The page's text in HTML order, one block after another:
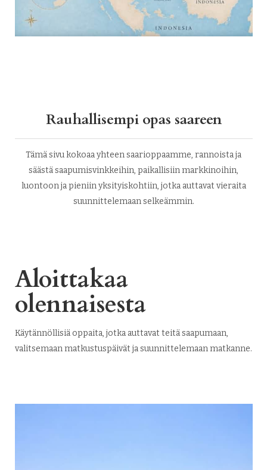
Rauhallisempi opas saareen
Tämä sivu kokoaa yhteen saarioppaamme, rannoista ja
säästä saapumisvinkkeihin, paikallisiin markkinoihin,
luontoon ja pieniin yksityiskohtiin, jotka auttavat vieraita
suunnittelemaan selkeämmin.
Aloittakaa
olennaisesta
Käytännöllisiä oppaita, jotka auttavat teitä saapumaan,
valitsemaan matkustuspäivät ja suunnittelemaan matkanne.